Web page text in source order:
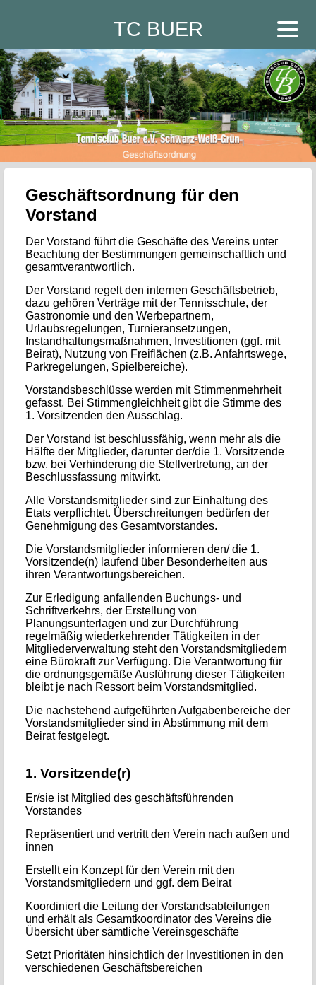
TC BUER
Geschäftsordnung für den
Vorstand
Der Vorstand führt die Geschäfte des Vereins unter
Beachtung der Bestimmungen gemeinschaftlich und
gesamtverantwortlich.
Der Vorstand regelt den internen Geschäftsbetrieb,
dazu gehören Verträge mit der Tennisschule, der
Gastronomie und den Werbepartnern,
Urlaubsregelungen, Turnieransetzungen,
Instandhaltungsmaßnahmen, Investitionen (ggf. mit
Beirat), Nutzung von Freiflächen (z.B. Anfahrtswege,
Parkregelungen, Spielbereiche).
Vorstandsbeschlüsse werden mit Stimmenmehrheit
gefasst. Bei Stimmengleichheit gibt die Stimme des
1. Vorsitzenden den Ausschlag.
Der Vorstand ist beschlussfähig, wenn mehr als die
Hälfte der Mitglieder, darunter der/die 1. Vorsitzende
bzw. bei Verhinderung die Stellvertretung, an der
Beschlussfassung mitwirkt.
Alle Vorstandsmitglieder sind zur Einhaltung des
Etats verpflichtet. Überschreitungen bedürfen der
Genehmigung des Gesamtvorstandes.
Die Vorstandsmitglieder informieren den/ die 1.
Vorsitzende(n) laufend über Besonderheiten aus
ihren Verantwortungsbereichen.
Zur Erledigung anfallenden Buchungs- und
Schriftverkehrs, der Erstellung von
Planungsunterlagen und zur Durchführung
regelmäßig wiederkehrender Tätigkeiten in der
Mitgliederverwaltung steht den Vorstandsmitgliedern
eine Bürokraft zur Verfügung. Die Verantwortung für
die ordnungsgemäße Ausführung dieser Tätigkeiten
bleibt je nach Ressort beim Vorstandsmitglied.
Die nachstehend aufgeführten Aufgabenbereiche der
Vorstandsmitglieder sind in Abstimmung mit dem
Beirat festgelegt.
1. Vorsitzende(r)
Er/sie ist Mitglied des geschäftsführenden
Vorstandes
Repräsentiert und vertritt den Verein nach außen und
innen
Erstellt ein Konzept für den Verein mit den
Vorstandsmitgliedern und ggf. dem Beirat
Koordiniert die Leitung der Vorstandsabteilungen
und erhält als Gesamtkoordinator des Vereins die
Übersicht über sämtliche Vereinsgeschäfte
Setzt Prioritäten hinsichtlich der Investitionen in den
verschiedenen Geschäftsbereichen